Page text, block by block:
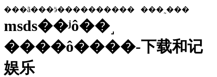
���ã���ӭ���������� ���˷���
msds��ʲô��˼
����ô����-下载和记
娱乐